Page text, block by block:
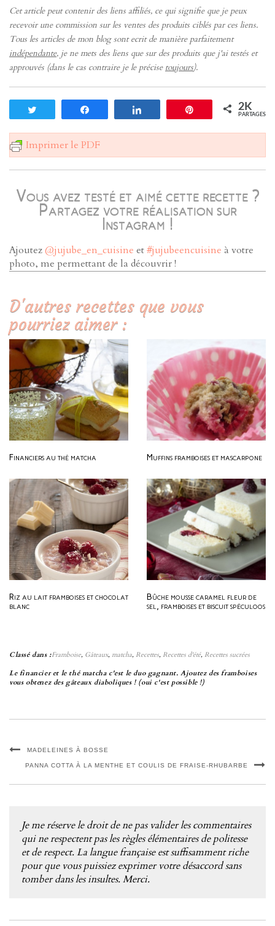
Cet article peut contenir des liens affiliés, ce qui signifie que je peux
recevoir une commission sur les ventes des produits ciblés par ces liens.
Tous les articles de mon blog sont ecrit de manière parfaitement
indépendante, je ne mets des liens que sur des produits que j'ai testés et
approuvés (dans le cas contraire je le précise toujours).
Enregistrer2K
PARTAGES
Imprimer le PDF
Vous avez testé et aimé cette recette ?
Partagez votre réalisation sur
Instagram !
Ajoutez@jujube_en_cuisine et#jujubeencuisine à votre
photo, me permettant de la découvrir !
D'autres recettes que vous
pourriez aimer :
Financiers au thé matcha Muffins framboises et mascarpone
Riz au lait framboises et chocolat
blanc
Bûche mousse caramel fleur de
sel, framboises et biscuit spéculoos
Classé dans :Framboise, Gâteaux, matcha, Recettes, Recettes d'été, Recettes sucrées
Le financier et le thé matcha c'est le duo gagnant. Ajoutez des framboises
vous obtenez des gâteaux diaboliques ! (oui c'est possible !)
MADELEINES À BOSSE
PANNA COTTA À LA MENTHE ET COULIS DE FRAISE-RHUBARBE
Je me réserve le droit de ne pas valider les commentaires
qui ne respectent pas les règles élémentaires de politesse
et de respect. La langue française est suffisamment riche
pour que vous puissiez exprimer votre désaccord sans
tomber dans les insultes. Merci.